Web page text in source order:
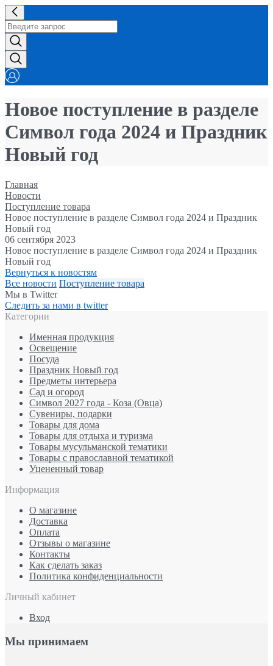
Новое поступление в разделе
Символ года 2024 и Праздник
Новый год
Главная
Новости
Поступление товара
Новое поступление в разделе Символ года 2024 и Праздник
Новый год
06 сентября 2023
Новое поступление в разделе Символ года 2024 и Праздник
Новый год
Вернуться к новостям
Все новости Поступление товара
Мы в Twitter
Следить за нами в twitter
Категории
Именная продукция
Освещение
Посуда
Праздник Новый год
Предметы интерьера
Сад и огород
Символ 2027 года - Коза (Овца)
Сувениры, подарки
Товары для дома
Товары для отдыха и туризма
Товары мусульманской тематики
Товары с православной тематикой
Уцененный товар
Информация
О магазине
Доставка
Оплата
Отзывы о магазине
Контакты
Как сделать заказ
Политика конфиденциальности
Личный кабинет
Вход
Мы принимаем